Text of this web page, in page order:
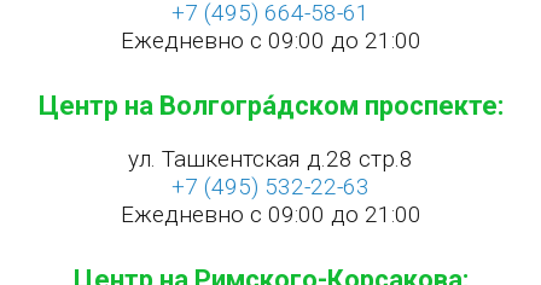
+7 (495) 664-58-61
Ежедневно с 09:00 до 21:00
Центр на Волгогра́дском проспекте:
ул. Ташкентская д.28 стр.8
+7 (495) 532-22-63
Ежедневно с 09:00 до 21:00